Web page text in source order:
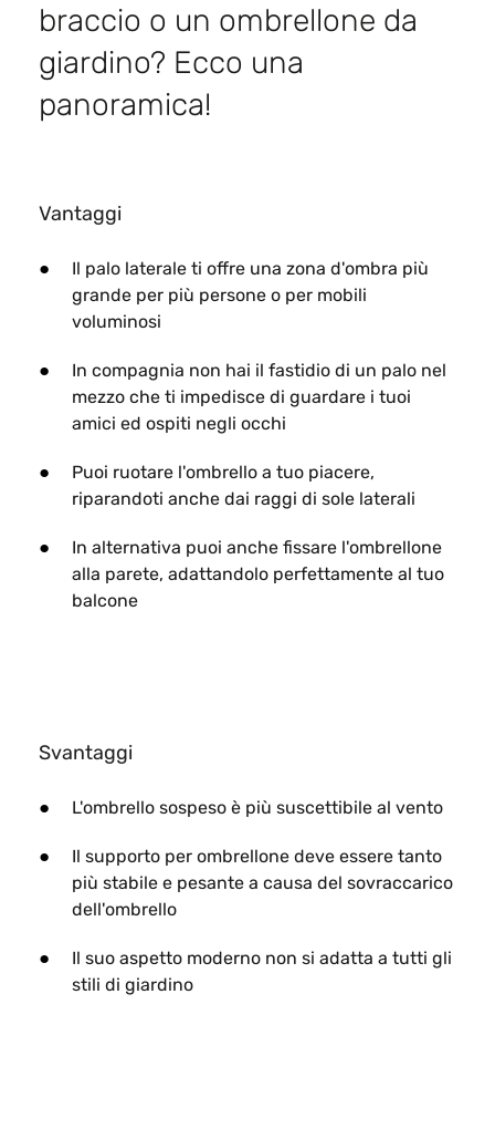
braccio o un ombrellone da
giardino? Ecco una
panoramica!
Vantaggi
Il palo laterale ti offre una zona d'ombra più
grande per più persone o per mobili
voluminosi
In compagnia non hai il fastidio di un palo nel
mezzo che ti impedisce di guardare i tuoi
amici ed ospiti negli occhi​
Puoi ruotare l'ombrello a tuo piacere,
riparandoti anche dai raggi di sole laterali
In alternativa puoi anche fissare l'ombrellone
alla parete, adattandolo perfettamente al tuo
balcone​
Svantaggi
L'ombrello sospeso è più suscettibile al vento
Il supporto per ombrellone deve essere tanto
più stabile e pesante a causa del sovraccarico
dell'ombrello
Il suo aspetto moderno non si adatta a tutti gli
stili di giardino